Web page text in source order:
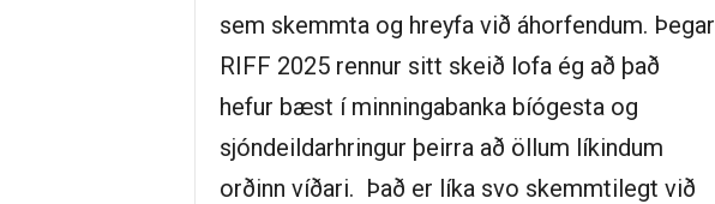
sem skemmta og hreyfa við áhorfendum. Þegar
RIFF 2025 rennur sitt skeið lofa ég að það
hefur bæst í minningabanka bíógesta og
sjóndeildarhringur þeirra að öllum líkindum
orðinn víðari. Það er líka svo skemmtilegt við